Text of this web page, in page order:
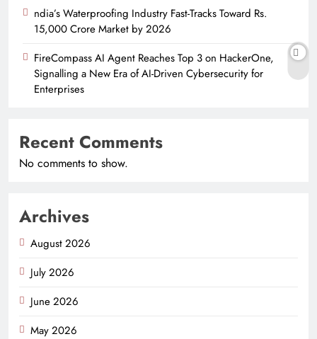
ndia’s Waterproofing Industry Fast-Tracks Toward Rs.
15,000 Crore Market by 2026
FireCompass AI Agent Reaches Top 3 on HackerOne,
Signalling a New Era of AI-Driven Cybersecurity for
Enterprises
Recent Comments
No comments to show.
Archives
August 2026
July 2026
June 2026
May 2026